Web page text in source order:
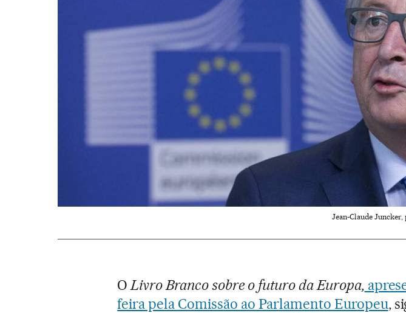
Jean-Claude Juncker,
OLivro Branco sobre o futuro da Europa,
feira pela Comissão ao Parlamento Europeu,